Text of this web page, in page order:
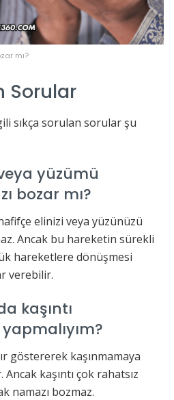
mı?
Sorular
sıkça sorulan sorular şu
yüzümü
bozar mı?
elinizi veya yüzünüzü
Ancak bu hareketin sürekli
hareketlere dönüşmesi
verebilir.
kaşıntı
göstererek kaşınmamaya
kaşıntı çok rahatsız
namazı bozmaz.